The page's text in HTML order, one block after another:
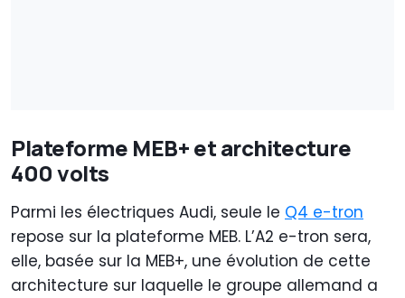
Plateforme MEB+ et architecture
400 volts
Parmi les électriques Audi, seule le Q4 e-tron
repose sur la plateforme MEB. L’A2 e-tron sera,
elle, basée sur la MEB+, une évolution de cette
architecture sur laquelle le groupe allemand a